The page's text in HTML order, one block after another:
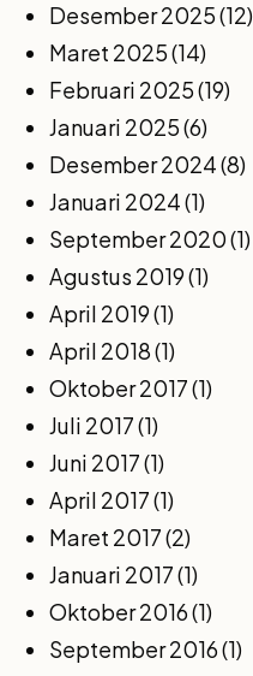
Desember 2025(12)
Maret 2025(14)
Februari 2025(19)
Januari 2025(6)
Desember 2024(8)
Januari 2024(1)
September 2020(1)
Agustus 2019(1)
April 2019(1)
April 2018(1)
Oktober 2017(1)
Juli 2017(1)
Juni 2017(1)
April 2017(1)
Maret 2017(2)
Januari 2017(1)
Oktober 2016(1)
September 2016(1)